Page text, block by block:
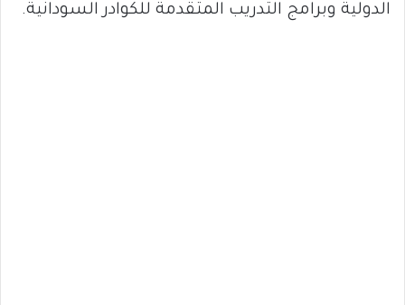
الدولية وبرامج التدريب المتقدمة للكوادر السودانية.